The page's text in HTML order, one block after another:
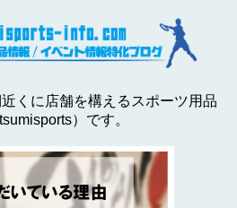
くに店舗を構えるスポーツ用品
）です。